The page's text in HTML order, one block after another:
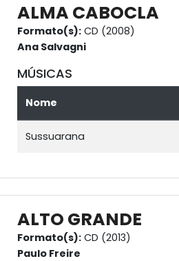
ALMA CABOCLA
Formato(s): CD (2008)
Ana Salvagni
MÚSICAS
Nome
Sussuarana
ALTO GRANDE
Formato(s): CD (2013)
Paulo Freire